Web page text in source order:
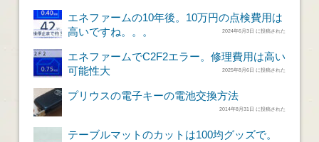
エネファームの10年後。10万円の点検費用は
高いですね。。。
2024年6月3日 に投稿された
エネファームでC2F2エラー。修理費用は高い
可能性大
2025年8月6日 に投稿された
プリウスの電子キーの電池交換方法
2014年8月31日 に投稿された
テーブルマットのカットは100均グッズで。